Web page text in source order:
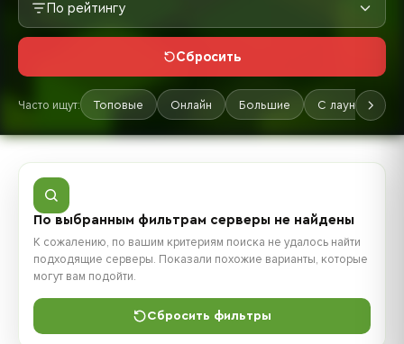
По рейтингу
Сбросить
Часто ищут: Топовые Онлайн Большие С лаунчером
По выбранным фильтрам серверы не найдены
К сожалению, по вашим критериям поиска не удалось найти
подходящие серверы. Показали похожие варианты, которые
могут вам подойти.
Сбросить фильтры